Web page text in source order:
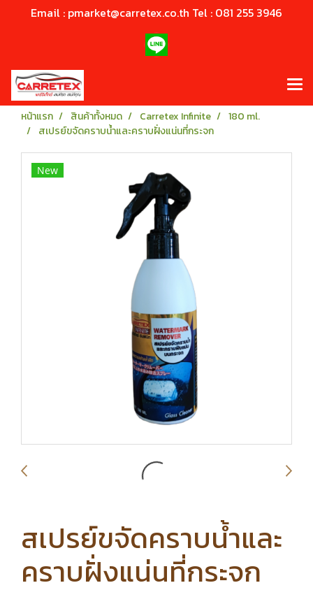
Email : pmarket@carretex.co.th Tel : 081 255 3946
หน้าแรก สินค้าทั้งหมด Carretex Infinite
180 ml.
สเปรย์ขจัดคราบน้ำและคราบฝั่งแน่นที่กระจก
New
สเปรย์ขจัดคราบน้ำและ
คราบฝั่งแน่นที่กระจก